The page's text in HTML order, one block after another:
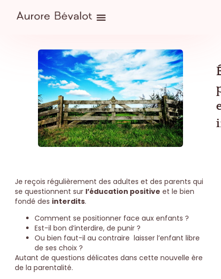
Je reçois régulièrement des adultes et des parents qui
se questionnent sur l’éducation positive et le bien
fondé des interdits.
Comment se positionner face aux enfants ?
Est-il bon d’interdire, de punir ?
Ou bien faut-il au contraire laisser l’enfant libre
de ses choix ?
Autant de questions délicates dans cette nouvelle ère
de la parentalité.